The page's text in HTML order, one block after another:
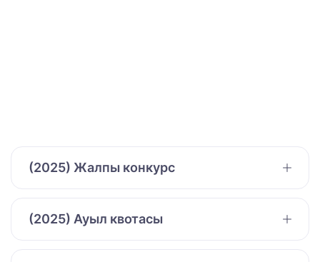
(2025) Жалпы конкурс
(2025) Ауыл квотасы